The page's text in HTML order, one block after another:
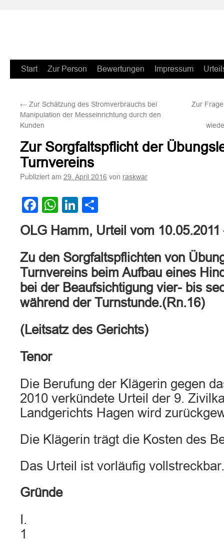
Zum
springen
Start Zur Person Bewertungen Impressum
← Zur Schätzung des Stromverbrauchs bei
Manipulation der Messeinrichtung durch den
Kunden
Zur
Zur Sorgfaltspflicht der
Turnvereins
Publiziert am 29. April 2016 von raskwar
Facebook
WhatsApp
LinkedIn
OLG Hamm, Urteil vom
Zu den Sorgfaltspflichten von
Turnvereins beim Aufbau eines
bei der Beaufsichtigung vier- bis
während der Turnstunde.(Rn.16)
(Leitsatz des Gerichts)
Tenor
Die Berufung der Klägerin gegen
2010 verkündete Urteil der 9.
Landgerichts Hagen wird
Die Klägerin trägt die Kosten des
Das Urteil ist vorläufig vollstreckbar.
Gründe
I.
1